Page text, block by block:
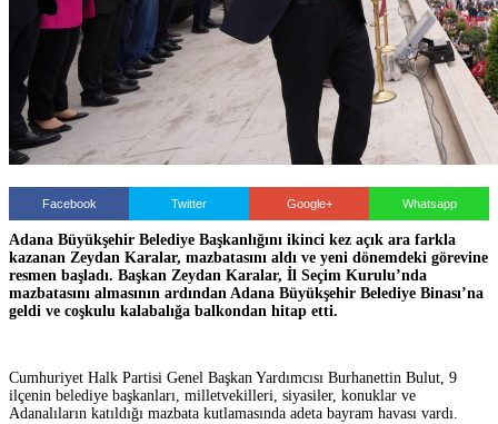
Facebook Twitter Google+ Whatsapp
Adana Büyükşehir Belediye Başkanlığını ikinci kez açık ara farkla
kazanan Zeydan Karalar, mazbatasını aldı ve yeni dönemdeki görevine
resmen başladı. Başkan Zeydan Karalar, İl Seçim Kurulu’nda
mazbatasını almasının ardından Adana Büyükşehir Belediye Binası’na
geldi ve coşkulu kalabalığa balkondan hitap etti.
Cumhuriyet Halk Partisi Genel Başkan Yardımcısı Burhanettin Bulut, 9
ilçenin belediye başkanları, milletvekilleri, siyasiler, konuklar ve
Adanalıların katıldığı mazbata kutlamasında adeta bayram havası vardı.